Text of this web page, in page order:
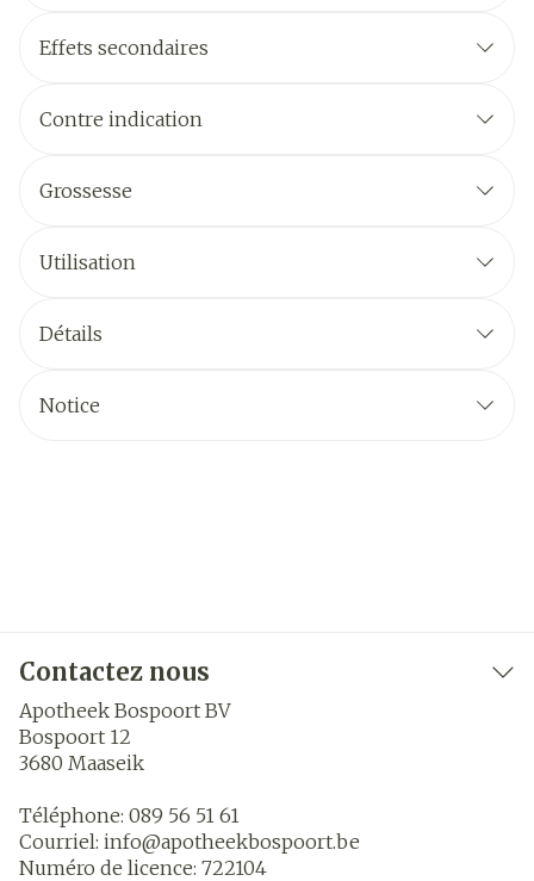
Effets secondaires
Contre indication
Grossesse
Utilisation
Détails
Notice
Contactez nous
Apotheek Bospoort BV
Bospoort 12
3680 Maaseik
Téléphone: 089 56 51 61
Courriel: info@apotheekbospoort.be
Numéro de licence: 722104